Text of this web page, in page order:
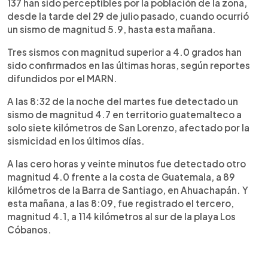
137 han sido perceptibles por la población de la zona,
desde la tarde del 29 de julio pasado, cuando ocurrió
un sismo de magnitud 5.9, hasta esta mañana.
Tres sismos con magnitud superior a 4.0 grados han
sido confirmados en las últimas horas, según reportes
difundidos por el MARN.
A las 8:32 de la noche del martes fue detectado un
sismo de magnitud 4.7 en territorio guatemalteco a
solo siete kilómetros de San Lorenzo, afectado por la
sismicidad en los últimos días.
A las cero horas y veinte minutos fue detectado otro
magnitud 4.0 frente a la costa de Guatemala, a 89
kilómetros de la Barra de Santiago, en Ahuachapán. Y
esta mañana, a las 8:09, fue registrado el tercero,
magnitud 4.1, a 114 kilómetros al sur de la playa Los
Cóbanos.